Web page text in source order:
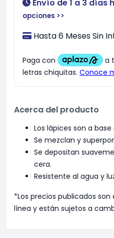
Envío de 1 a 3 días
opciones >>
Hasta 6 Meses Sin
Acerca del producto
Los lápices son a
Se mezclan y
Se depositan
cera.
Resistente al agua y
*Los precios publicados
línea y están sujetos a